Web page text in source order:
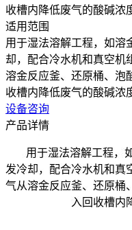
收槽内降低废气的酸碱浓
适用范围
用于湿法溶解工程，如溶
却，配合冷水机和真空机
溶金反应釜、还原桶、泡
收槽内降低废气的酸碱浓
设备咨询
产品详情
用于湿法溶解工程，
发冷却，配合冷水机和真
气从溶金反应釜、 还原桶
入回收槽内